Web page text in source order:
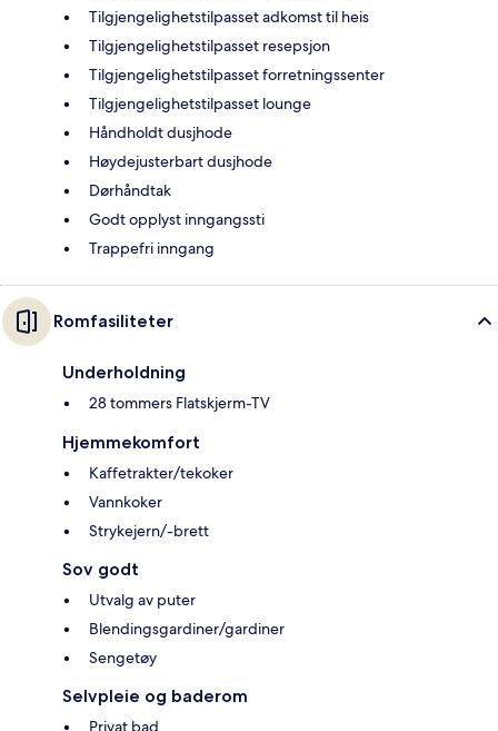
Tilgjengelighetstilpasset adkomst til heis
Tilgjengelighetstilpasset resepsjon
Tilgjengelighetstilpasset forretningssenter
Tilgjengelighetstilpasset lounge
Håndholdt dusjhode
Høydejusterbart dusjhode
Dørhåndtak
Godt opplyst inngangssti
Trappefri inngang
Romfasiliteter
Underholdning
28 tommers Flatskjerm-TV
Hjemmekomfort
Kaffetrakter/tekoker
Vannkoker
Strykejern/-brett
Sov godt
Utvalg av puter
Blendingsgardiner/gardiner
Sengetøy
Selvpleie og baderom
Privat bad